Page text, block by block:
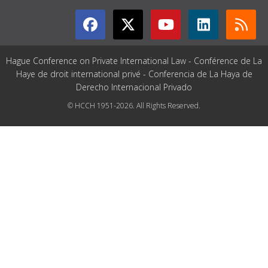
Hague Conference on Private International Law - Conférence de La
Haye de droit international privé - Conferencia de La Haya de
Derecho Internacional Privado
© HCCH 1951-2026. All Rights Reserved.